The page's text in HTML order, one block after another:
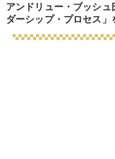
アンドリュー・ブッシュ
ダーシップ・プロセス」